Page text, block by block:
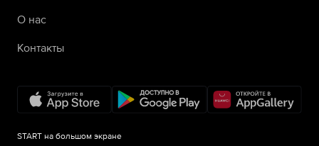
О нас
Контакты
START на большом экране